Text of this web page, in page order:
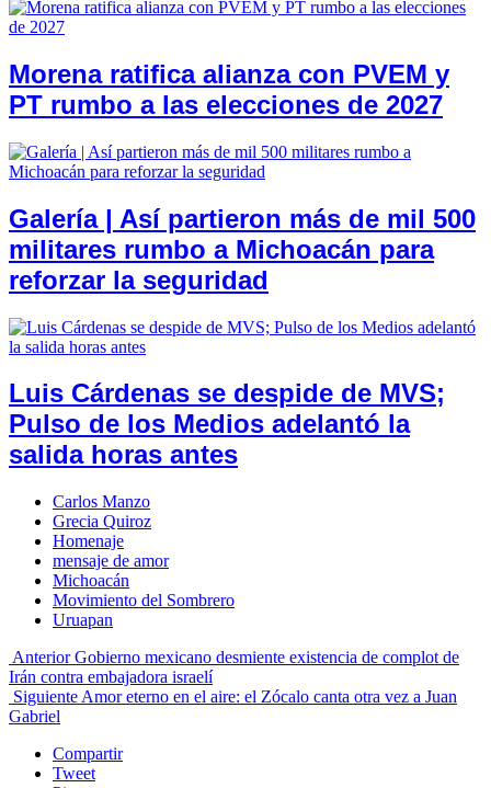
Morena ratifica alianza con PVEM y
PT rumbo a las elecciones de 2027
Galería | Así partieron más de mil 500
militares rumbo a Michoacán para
reforzar la seguridad
Luis Cárdenas se despide de MVS;
Pulso de los Medios adelantó la
salida horas antes
Carlos Manzo
Grecia Quiroz
Homenaje
mensaje de amor
Michoacán
Movimiento del Sombrero
Uruapan
Anterior Gobierno mexicano desmiente existencia de complot de
Irán contra embajadora israelí
Siguiente Amor eterno en el aire: el Zócalo canta otra vez a Juan
Gabriel
Compartir
Tweet